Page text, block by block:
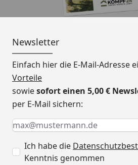
Newsletter
Einfach hier die E-Mail-Adresse
Vorteile
sowiesofort einen 5,00 €
per E-Mail sichern:
Keine Eingabe erforderlich
Eingabe erforderlich
E-Mail *
Ich habe die
Kenntnis genommen